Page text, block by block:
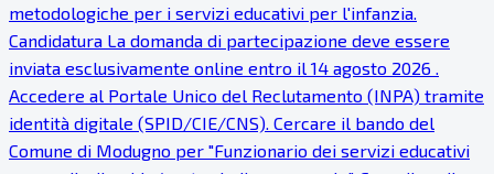
metodologiche per i servizi educativi per l'infanzia.
Candidatura La domanda di partecipazione deve essere
inviata esclusivamente online entro il 14 agosto 2026 .
Accedere al Portale Unico del Reclutamento (INPA) tramite
identità digitale (SPID/CIE/CNS). Cercare il bando del
Comune di Modugno per "Funzionario dei servizi educativi